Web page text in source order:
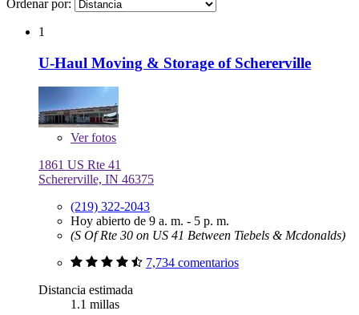
Ordenar por:
1
U-Haul Moving & Storage of Schererville
Verfotos
1861 US Rte 41
Schererville, IN 46375
(219) 322-2043
Hoy abierto de 9 a. m. - 5 p. m.
(S Of Rte 30 on US 41 Between Tiebels & Mcdonalds)
7,734 comentarios
Distancia estimada
1.1 millas